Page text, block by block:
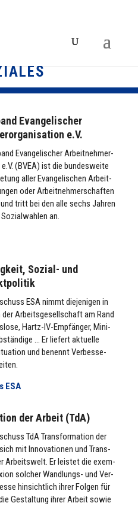
Evangelischer
e.V.
Evan­ge­li­scher Arbeit­neh­mer­
(BVEA) ist die bun­des­weite
aller Evan­ge­li­schen Arbeit­
oder Arbeit­neh­mer­schaf­ten
tritt bei den alle sechs Jahren
an.
Sozial- und
ESA nimmt die­je­ni­gen in
der Arbeits­ge­sell­schaft am Rand
Hartz-IV-Emp­fän­ger, Mini­
… Er liefert aktuelle
und benennt Ver­bes­se­
ESA
der Arbeit (TdA)
TdA Trans­for­ma­tion der
mit Inno­va­tio­nen und Trans­
Arbeits­welt. Er leistet die exem­
solcher Wand­lungs- und Ver­
hin­sicht­lich ihrer Folgen für
Gestal­tung ihrer Arbeit sowie